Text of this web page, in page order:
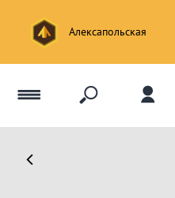
Алексапольская